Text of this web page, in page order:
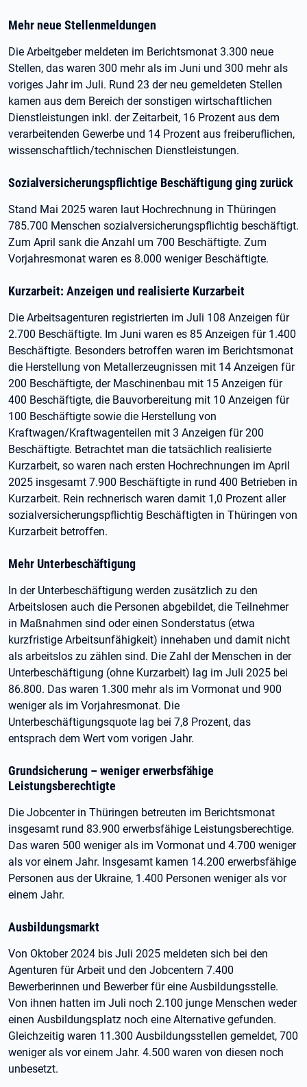
Mehr neue Stellenmeldungen
Die Arbeitgeber meldeten im Berichtsmonat 3.300 neue
Stellen, das waren 300 mehr als im Juni und 300 mehr als
voriges Jahr im Juli. Rund 23 der neu gemeldeten Stellen
kamen aus dem Bereich der sonstigen wirtschaftlichen
Dienstleistungen inkl. der Zeitarbeit, 16 Prozent aus dem
verarbeitenden Gewerbe und 14 Prozent aus freiberuflichen,
wissenschaftlich/technischen Dienstleistungen.
Sozialversicherungspflichtige Beschäftigung ging zurück
Stand Mai 2025 waren laut Hochrechnung in Thüringen
785.700 Menschen sozialversicherungspflichtig beschäftigt.
Zum April sank die Anzahl um 700 Beschäftigte. Zum
Vorjahresmonat waren es 8.000 weniger Beschäftigte.
Kurzarbeit: Anzeigen und realisierte Kurzarbeit
Die Arbeitsagenturen registrierten im Juli 108 Anzeigen für
2.700 Beschäftigte. Im Juni waren es 85 Anzeigen für 1.400
Beschäftigte. Besonders betroffen waren im Berichtsmonat
die Herstellung von Metallerzeugnissen mit 14 Anzeigen für
200 Beschäftigte, der Maschinenbau mit 15 Anzeigen für
400 Beschäftigte, die Bauvorbereitung mit 10 Anzeigen für
100 Beschäftigte sowie die Herstellung von
Kraftwagen/Kraftwagenteilen mit 3 Anzeigen für 200
Beschäftigte. Betrachtet man die tatsächlich realisierte
Kurzarbeit, so waren nach ersten Hochrechnungen im April
2025 insgesamt 7.900 Beschäftigte in rund 400 Betrieben in
Kurzarbeit. Rein rechnerisch waren damit 1,0 Prozent aller
sozialversicherungspflichtig Beschäftigten in Thüringen von
Kurzarbeit betroffen.
Mehr Unterbeschäftigung
In der Unterbeschäftigung werden zusätzlich zu den
Arbeitslosen auch die Personen abgebildet, die Teilnehmer
in Maßnahmen sind oder einen Sonderstatus (etwa
kurzfristige Arbeitsunfähigkeit) innehaben und damit nicht
als arbeitslos zu zählen sind. Die Zahl der Menschen in der
Unterbeschäftigung (ohne Kurzarbeit) lag im Juli 2025 bei
86.800. Das waren 1.300 mehr als im Vormonat und 900
weniger als im Vorjahresmonat. Die
Unterbeschäftigungsquote lag bei 7,8 Prozent, das
entsprach dem Wert vom vorigen Jahr.
Grundsicherung – weniger erwerbsfähige
Leistungsberechtigte
Die Jobcenter in Thüringen betreuten im Berichtsmonat
insgesamt rund 83.900 erwerbsfähige Leistungsberechtige.
Das waren 500 weniger als im Vormonat und 4.700 weniger
als vor einem Jahr. Insgesamt kamen 14.200 erwerbsfähige
Personen aus der Ukraine, 1.400 Personen weniger als vor
einem Jahr.
Ausbildungsmarkt
Von Oktober 2024 bis Juli 2025 meldeten sich bei den
Agenturen für Arbeit und den Jobcentern 7.400
Bewerberinnen und Bewerber für eine Ausbildungsstelle.
Von ihnen hatten im Juli noch 2.100 junge Menschen weder
einen Ausbildungsplatz noch eine Alternative gefunden.
Gleichzeitig waren 11.300 Ausbildungsstellen gemeldet, 700
weniger als vor einem Jahr. 4.500 waren von diesen noch
unbesetzt.